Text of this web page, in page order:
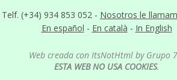
(+34) 934 853 052 - Nosotros le
En español - En català - In English
Web creada con ItsNotHtml by Grupo
ESTA WEB NO USA COOKIES.